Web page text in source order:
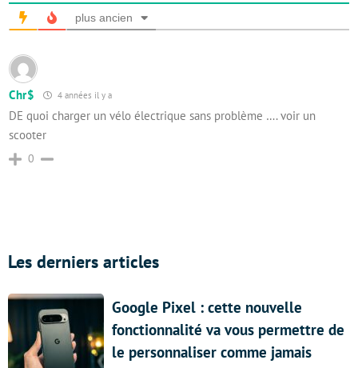
plus ancien
Chr$ 4 années il y a
DE quoi charger un vélo électrique sans problème …. voir un
scooter
0
Les derniers articles
Google Pixel : cette nouvelle
fonctionnalité va vous permettre de
le personnaliser comme jamais